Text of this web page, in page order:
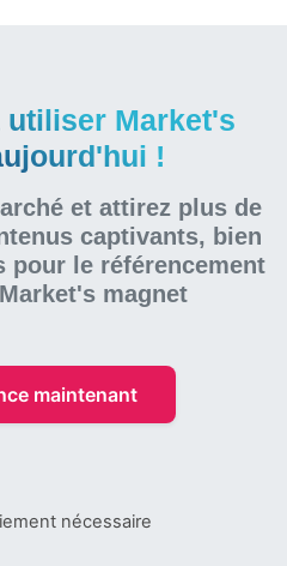
utiliser Market's
!
et attirez plus de
captivants, bien
pour le référencement
magnet
maintenant
nécessaire